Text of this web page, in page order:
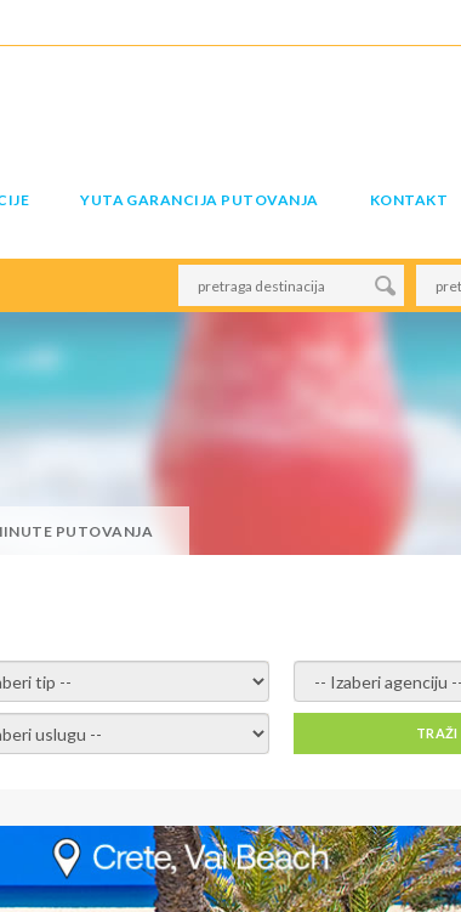
YUTA GARANCIJA PUTOVANJA KONTAKT
PUTOVANJA
tip - - izaberi agenciju -
uslugu - TRAŽI